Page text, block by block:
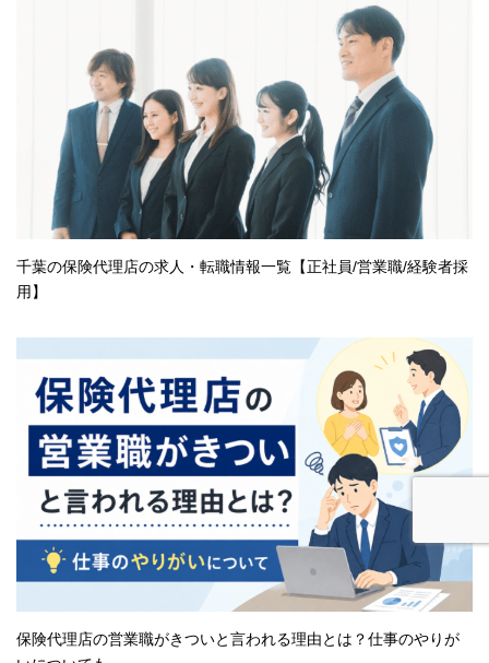
千葉の保険代理店の求人・転職情報一覧【正社員/営業職/経験者採
用】
保険代理店の営業職がきついと言われる理由とは？仕事のやりが